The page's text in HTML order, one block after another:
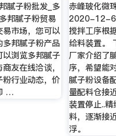
腻子粉批发_多
邦腻子粉贸易
易市场，您可以
邦腻子粉产品
浏览多邦腻子
友在线洽谈，
行业动态，价
…
赤峰玻化微
2020-12-6
搅拌工序根
给料装置。
厂家介绍了
序，希望能
腻子粉设备
量配料仓接
装置停止..
料，逐渐接
浮。